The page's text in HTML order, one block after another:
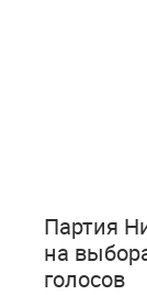
Партия
на
голосов